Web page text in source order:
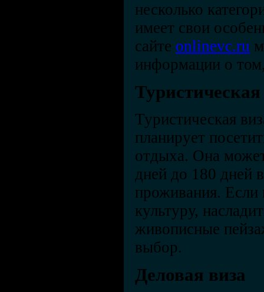
несколько
имеет свои
сайте onlinevc.ru
информации о
Туристическая
планирует
отдыха. Она
дней до 180 дней
проживания. Если
культуру,
живописные
выбор.
Деловая виза